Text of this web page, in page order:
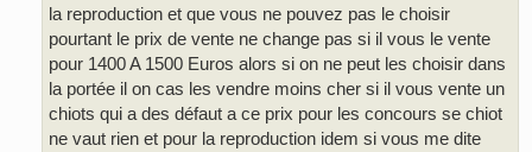
la reproduction et que vous ne pouvez pas le choisir
pourtant le prix de vente ne change pas si il vous le vente
pour 1400 A 1500 Euros alors si on ne peut les choisir dans
la portée il on cas les vendre moins cher si il vous vente un
chiots qui a des défaut a ce prix pour les concours se chiot
ne vaut rien et pour la reproduction idem si vous me dite